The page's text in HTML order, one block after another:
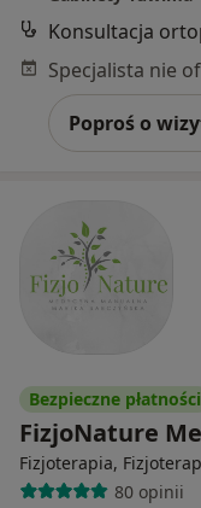
Konsultacja
Poproś o
Bezpieczne płatności
FizjoNature
Fizjoterapia,
80 opinii